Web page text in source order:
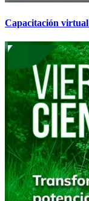
Capacitación